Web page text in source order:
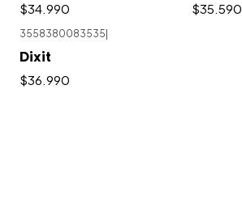
$34.990 $35.590
3558380083535
Dixit
$36.990